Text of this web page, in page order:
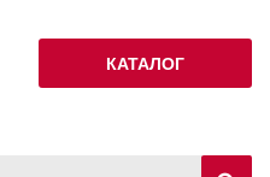
КАТАЛОГ